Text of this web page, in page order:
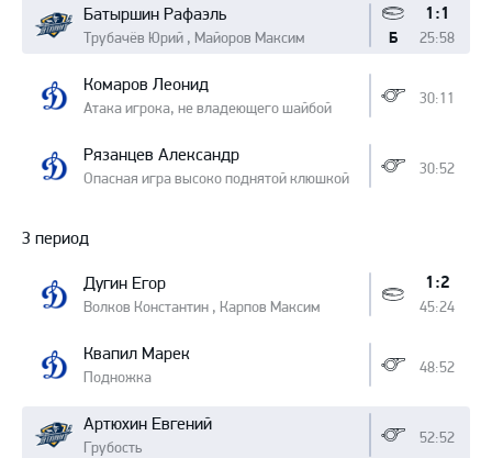
Батыршин Рафаэль
Трубачёв Юрий , Майоров Максим
1:1
25:58
Б
Комаров Леонид
Атака игрока, не владеющего шайбой
30:11
Рязанцев Александр
Опасная игра высоко поднятой клюшкой
30:52
3 период
Дугин Егор
Волков Константин , Карпов Максим
1:2
45:24
Квапил Марек
Подножка
48:52
Артюхин Евгений
Грубость
52:52